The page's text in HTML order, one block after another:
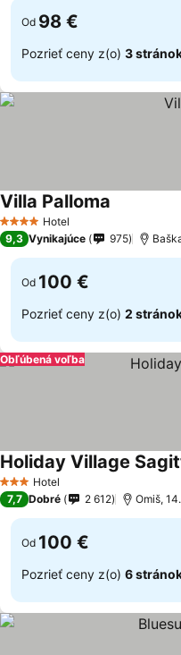
Od 98 €
Pozrieť ceny z(o) 3
4 Počet hviezdičiek
Hotel
Villa Palloma
9,3 Vynikajúce 975
Od 100 €
Pozrieť ceny z(o) 2
Obľúbená voľba
3 Počet hviezdičiek
Hotel
Holiday Village
7,7 Dobré 2 612 Omiš,
Od 100 €
Pozrieť ceny z(o) 6